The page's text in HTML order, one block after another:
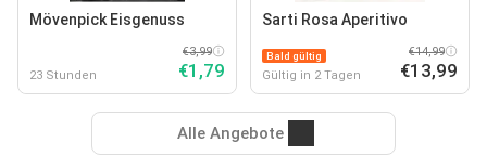
Mövenpick Eisgenuss
23 Stunden
€3,99
€1,79
Sarti Rosa Aperitivo
Bald gültig
Gültig in 2 Tagen
€14,99
€13,99
Alle Angebote